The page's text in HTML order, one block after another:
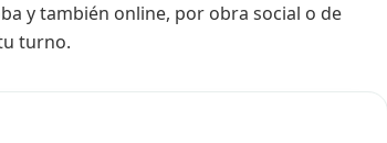
y también online, por obra social o de
turno.